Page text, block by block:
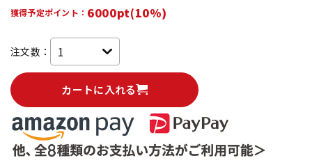
獲得予定ポイント： 6000pt(10%)
注文数：
カートに入れる